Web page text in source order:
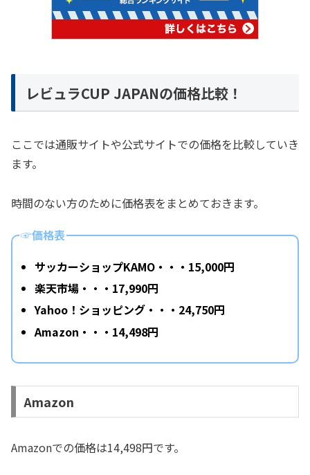
レビュラCUP JAPANの価格比較！
ここでは通販サイトや公式サイトでの価格を比較していき
ます。
時間のない方のために価格表をまとめておきます。
☞価格表
サッカーショップKAMO・・・15,000円
楽天市場・・・17,990円
Yahoo！ショッピング・・・24,750円
Amazon・・・14,498円
Amazon
Amazonでの価格は14,498円です。